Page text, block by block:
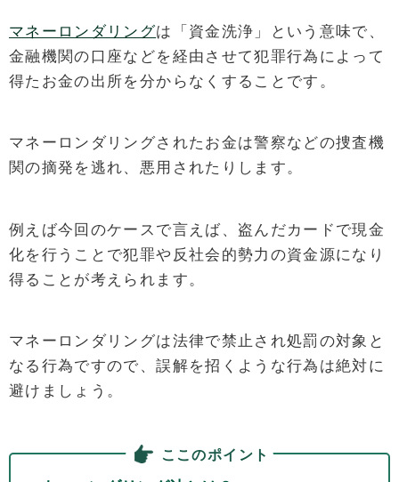
マネーロンダリングは「資金洗浄」という意味で、
金融機関の口座などを経由させて犯罪行為によって
得たお金の出所を分からなくすることです。
マネーロンダリングされたお金は警察などの捜査機
関の摘発を逃れ、悪用されたりします。
例えば今回のケースで言えば、盗んだカードで現金
化を行うことで犯罪や反社会的勢力の資金源になり
得ることが考えられます。
マネーロンダリングは法律で禁止され処罰の対象と
なる行為ですので、誤解を招くような行為は絶対に
避けましょう。
ここのポイント